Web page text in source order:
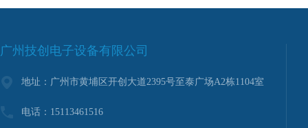
广州技创电子设备有限公司
地址：广州市黄埔区开创大道2395号至泰广场A2栋1104室
电话：15113461516